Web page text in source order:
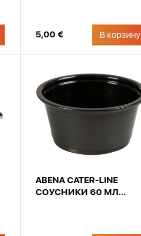
5,00 € В корзину
ABENA CATER-LINE
СОУСНИКИ 60 МЛ...